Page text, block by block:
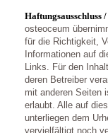
Haftungsausschluss
osteoceum
für die Richtigkeit,
Informationen auf
Links. Für den
deren Betreiber
mit anderen Seiten
erlaubt. Alle auf
unterliegen dem
vervielfältigt noch